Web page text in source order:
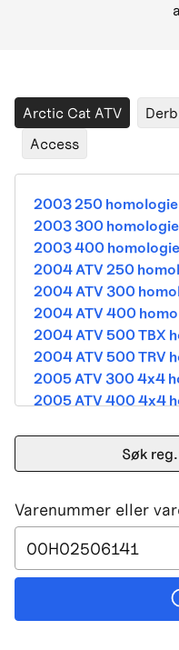
Arctic Cat ATV
Access
2003 250
2003 300
2003 400
2004 ATV 250
2004 ATV 300
2004 ATV 400
2004 ATV 500 TBX
2004 ATV 500 TRV
2005 ATV 300 4x4
2005 ATV 400 4x4
2005 ATV 500 TRV
2005 ATV 500i
2005 DVX 400
2006 250 Utility
2006 400 Street
2006 400 3in1
2006 400 dvx
2006 500 4x4A
Søk
Varenummer eller